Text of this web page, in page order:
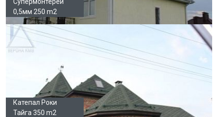
0,5мм 250 m2
Катепал Роки
Тайга 350 m2